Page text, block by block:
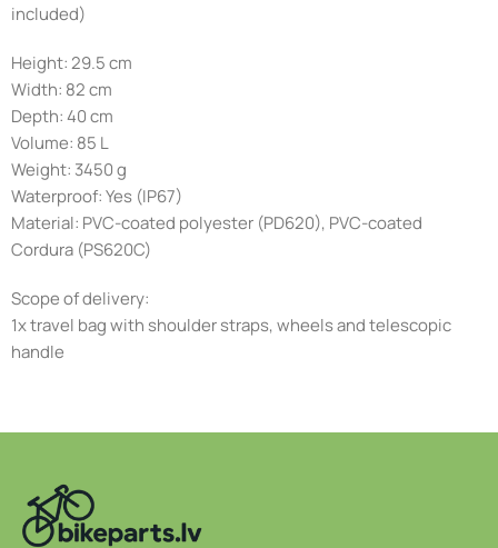
included)
Height: 29.5 cm
Width: 82 cm
Depth: 40 cm
Volume: 85 L
Weight: 3450 g
Waterproof: Yes (IP67)
Material: PVC-coated polyester (PD620), PVC-coated
Cordura (PS620C)
Scope of delivery:
1x travel bag with shoulder straps, wheels and telescopic
handle